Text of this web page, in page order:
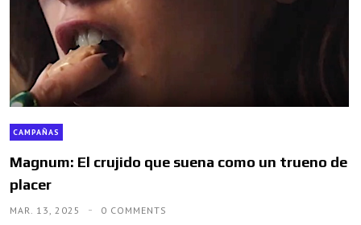
CAMPAÑAS
Magnum: El crujido que suena como un trueno de
placer
MAR. 13, 2025 0 COMMENTS